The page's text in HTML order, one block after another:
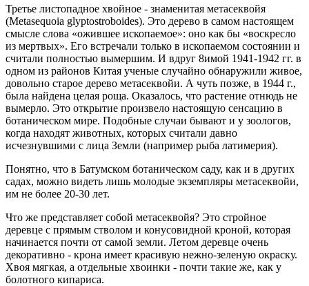
Третье листопадное хвойное - знаменитая метасеквойя
(Metasequoia glyptostroboides). Это дерево в самом настоящем
смысле слова «ожившее ископаемое»: оно как бы «воскресло
из мертвых». Его встречали только в ископаемом состоянии и
считали полностью вымершим. И вдруг 8имой 1941-1942 гг. в
одном из районов Китая ученые случайно обнаружили живое,
довольно старое дерево метасеквойи. А чуть позже, в 1944 г.,
была найдена целая роща. Оказалось, что растение отнюдь не
вымерло. Это открытие произвело настоящую сенсацию в
ботаническом мире. Подобные случаи бывают и у зоологов,
когда находят животных, которых считали давно
исчезнувшими с лица Земли (например рыба латимерия).
Понятно, что в Батумском ботаническом саду, как и в других
садах, можно видеть лишь молодые экземпляры метасеквойи,
им не более 20-30 лет.
Что же представляет собой метасеквойя? Это стройное
деревце с прямым стволом и конусовидной кроной, которая
начинается почти от самой земли. Летом деревце очень
декоративно - крона имеет красивую нежно-зеленую окраску.
Хвоя мягкая, а отдельные хвоинки - почти такие же, как у
болотного кипариса.